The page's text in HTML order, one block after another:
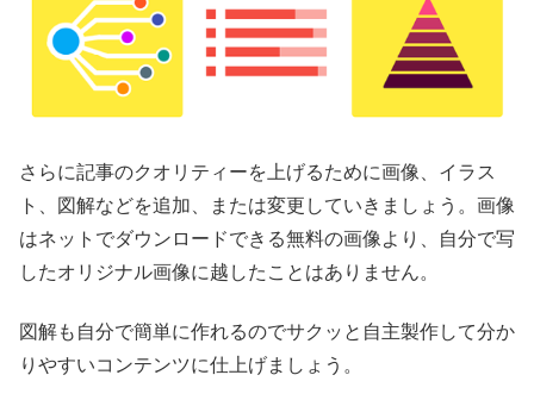
さらに記事のクオリティーを上げるために画像、イラス
ト、図解などを追加、または変更していきましょう。画像
はネットでダウンロードできる無料の画像より、自分で写
したオリジナル画像に越したことはありません。
図解も自分で簡単に作れるのでサクッと自主製作して分か
りやすいコンテンツに仕上げましょう。